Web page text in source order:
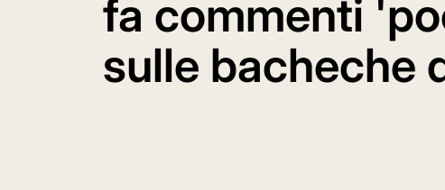
fa commenti
sulle bacheche